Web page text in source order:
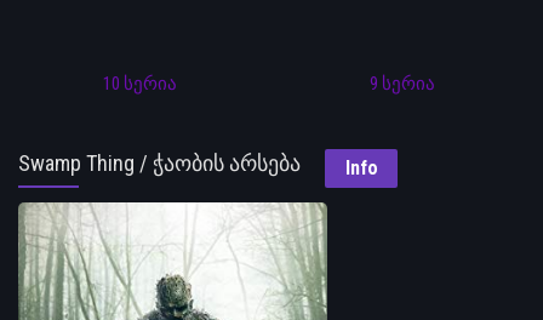
10 სერია 9 სერია
Swamp Thing / ჭაობის არსება Info